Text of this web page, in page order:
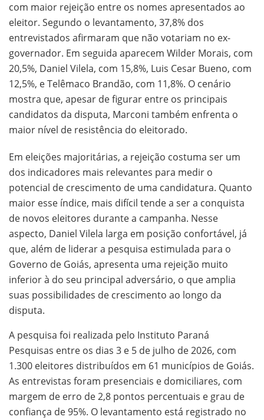
com maior rejeição entre os nomes apresentados ao
eleitor. Segundo o levantamento, 37,8% dos
entrevistados afirmaram que não votariam no ex-
governador. Em seguida aparecem Wilder Morais, com
20,5%, Daniel Vilela, com 15,8%, Luis Cesar Bueno, com
12,5%, e Telêmaco Brandão, com 11,8%. O cenário
mostra que, apesar de figurar entre os principais
candidatos da disputa, Marconi também enfrenta o
maior nível de resistência do eleitorado.
Em eleições majoritárias, a rejeição costuma ser um
dos indicadores mais relevantes para medir o
potencial de crescimento de uma candidatura. Quanto
maior esse índice, mais difícil tende a ser a conquista
de novos eleitores durante a campanha. Nesse
aspecto, Daniel Vilela larga em posição confortável, já
que, além de liderar a pesquisa estimulada para o
Governo de Goiás, apresenta uma rejeição muito
inferior à do seu principal adversário, o que amplia
suas possibilidades de crescimento ao longo da
disputa.
A pesquisa foi realizada pelo Instituto Paraná
Pesquisas entre os dias 3 e 5 de julho de 2026, com
1.300 eleitores distribuídos em 61 municípios de Goiás.
As entrevistas foram presenciais e domiciliares, com
margem de erro de 2,8 pontos percentuais e grau de
confiança de 95%. O levantamento está registrado no